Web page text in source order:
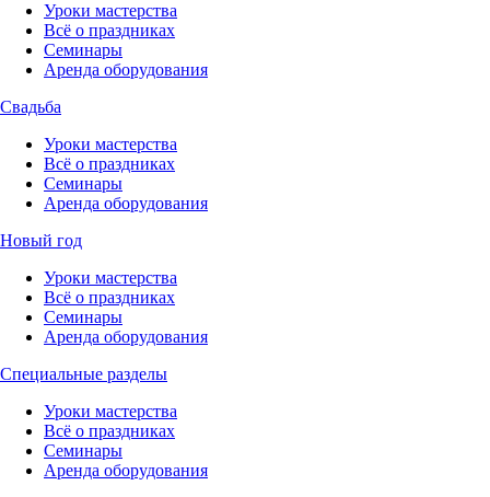
Уроки мастерства
Всё о праздниках
Семинары
Аренда оборудования
Свадьба
Уроки мастерства
Всё о праздниках
Семинары
Аренда оборудования
Новый год
Уроки мастерства
Всё о праздниках
Семинары
Аренда оборудования
Специальные разделы
Уроки мастерства
Всё о праздниках
Семинары
Аренда оборудования